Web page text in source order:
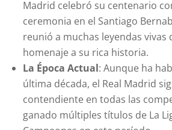
Madrid celebró su centenario
ceremonia en el Santiago
reunió a muchas leyendas vivas
homenaje a su rica historia.
La Época Actual: Aunque ha
última década, el Real Madrid
contendiente en todas las
ganado múltiples títulos de La